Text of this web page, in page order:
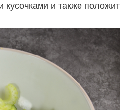
и также